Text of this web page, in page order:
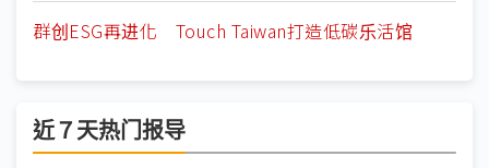
群创ESG再进化 Touch Taiwan打造低碳乐活馆
近７天热门报导